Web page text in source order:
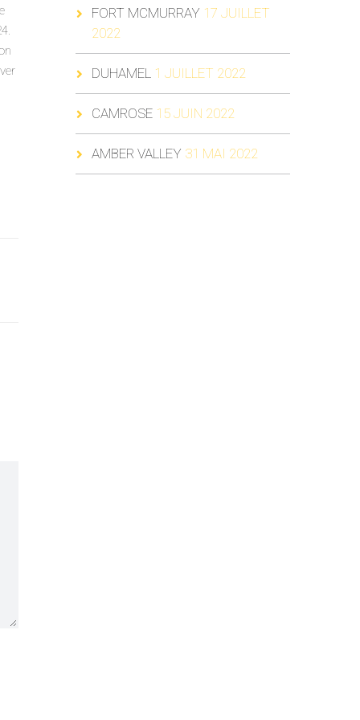
FORT MCMURRAY 17 JUILLET
2022
DUHAMEL 1 JUILLET 2022
CAMROSE 15 JUIN 2022
AMBER VALLEY 31 MAI 2022